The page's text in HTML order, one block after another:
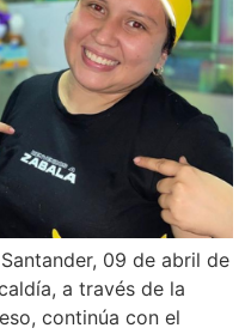
09 de abril de
a través de la
continúa con el